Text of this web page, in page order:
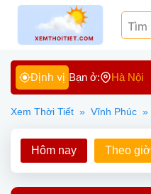
Định vị Bạn ở: Hà Nội
Xem Thời Tiết » Vĩnh Phúc »
Hôm nay Theo giờ